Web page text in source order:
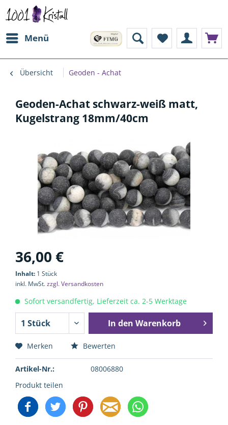
Menü
Übersicht Geoden - Achat
Geoden-Achat schwarz-weiß matt,
Kugelstrang 18mm/40cm
36,00 €
Inhalt: 1 Stück
inkl. MwSt.zzgl. Versandkosten
Sofort versandfertig, Lieferzeit ca. 2-5 Werktage
In den Warenkorb
Merken Bewerten
Artikel-Nr.:
08006880
Produkt teilen